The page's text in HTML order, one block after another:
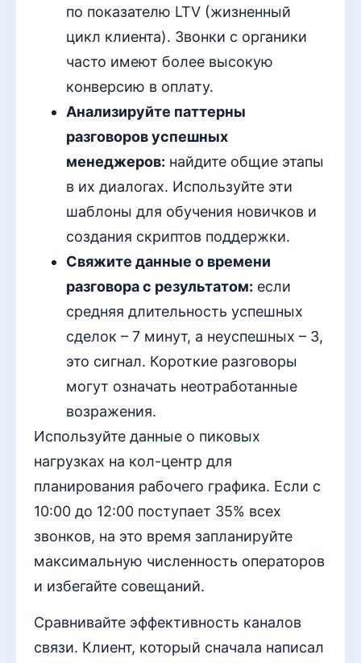
по показателю LTV (жизненный
цикл клиента). Звонки с органики
часто имеют более высокую
конверсию в оплату.
Анализируйте паттерны
разговоров успешных
менеджеров: найдите общие этапы
в их диалогах. Используйте эти
шаблоны для обучения новичков и
создания скриптов поддержки.
Свяжите данные о времени
разговора с результатом: если
средняя длительность успешных
сделок – 7 минут, а неуспешных – 3,
это сигнал. Короткие разговоры
могут означать неотработанные
возражения.
Используйте данные о пиковых
нагрузках на кол-центр для
планирования рабочего графика. Если с
10:00 до 12:00 поступает 35% всех
звонков, на это время запланируйте
максимальную численность операторов
и избегайте совещаний.
Сравнивайте эффективность каналов
связи. Клиент, который сначала написал